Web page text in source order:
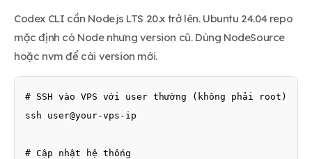
Codex CLI cần Node.js LTS 20.x trở lên. Ubuntu 24.04 repo
mặc định có Node nhưng version cũ. Dùng NodeSource
hoặc nvm để cài version mới.
# SSH vào VPS với user thường (không phải root)
ssh user@your-vps-ip
# Cập nhật hệ thống